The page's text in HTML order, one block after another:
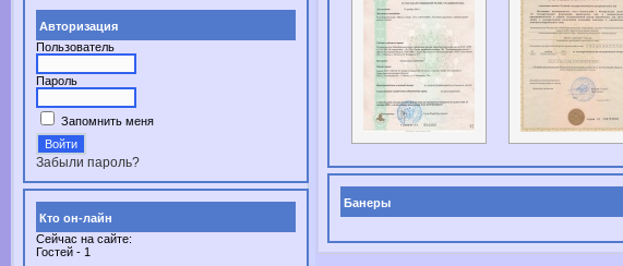
Авторизация
Пользователь
Пароль
Запомнить меня
Забыли пароль?
Кто он-лайн
Сейчас на сайте:
Гостей - 1
Банеры